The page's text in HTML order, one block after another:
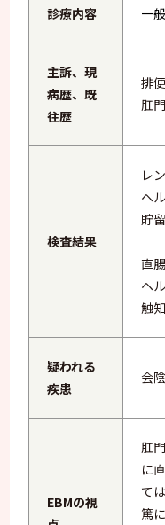
診療内容 一
主訴、現
病歴、既
往歴
排
肛
検査結果
レ
ヘ
貯
直
ヘ
触
疑われる
疾患
会
EBMの視
肛
に
て
篤